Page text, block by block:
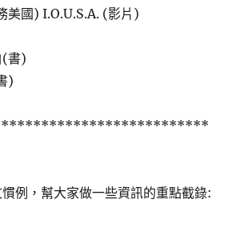
美國) I.O.U.S.A. (影片)
(書)
)
例，幫大家做一些資訊的重點截錄: